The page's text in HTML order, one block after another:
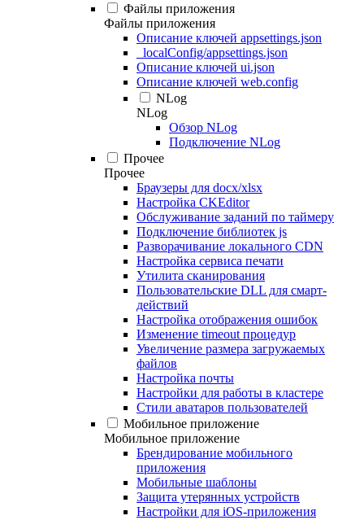
Файлы приложения
Файлы приложения
Описание ключей appsettings.json
_localConfig/appsettings.json
Описание ключей ui.json
Описание ключей web.config
NLog
NLog
Обзор NLog
Подключение NLog
Прочее
Прочее
Браузеры для docx/xlsx
Настройка CKEditor
Обслуживание заданий по таймеру
Подключение библиотек js
Разворачивание локального CDN
Настройка сервиса печати
Утилита сканирования
Пользовательские DLL для смарт-
действий
Настройка отображения ошибок
Изменение timeout процедур
Увеличение размера загружаемых
файлов
Настройка почты
Настройки для работы в кластере
Стили аватаров пользователей
Мобильное приложение
Мобильное приложение
Брендирование мобильного
приложения
Мобильные шаблоны
Защита утерянных устройств
Настройки для iOS-приложения